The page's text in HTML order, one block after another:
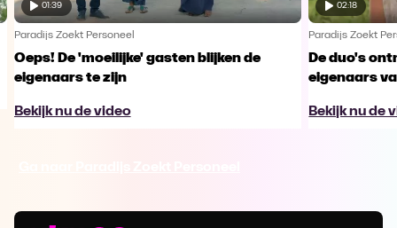
01:39
Paradijs Zoekt Personeel
Oeps! De 'moeilijke' gasten blijken de
eigenaars te zijn
Bekijk nu de video
02:18
Paradijs Zoekt
De duo's
eigenaars
Bekijk nu de